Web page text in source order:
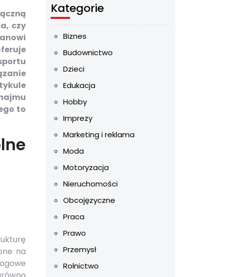
czy
to
na
Kategorie
Biznes
Budownictwo
Dzieci
Edukacja
Hobby
Imprezy
Marketing i reklama
Moda
Motoryzacja
Nieruchomości
Obcojęzyczne
Praca
Prawo
Przemysł
Rolnictwo